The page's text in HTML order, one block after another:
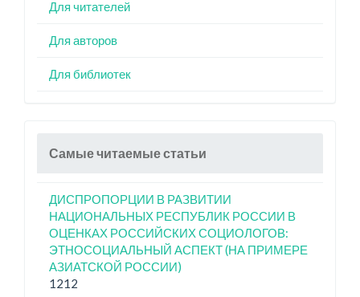
Для читателей
Для авторов
Для библиотек
Самые читаемые статьи
ДИСПРОПОРЦИИ В РАЗВИТИИ
НАЦИОНАЛЬНЫХ РЕСПУБЛИК РОССИИ В
ОЦЕНКАХ РОССИЙСКИХ СОЦИОЛОГОВ:
ЭТНОСОЦИАЛЬНЫЙ АСПЕКТ (НА ПРИМЕРЕ
АЗИАТСКОЙ РОССИИ)
1212